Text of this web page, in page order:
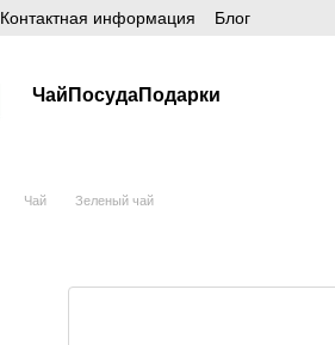
Контактная информация Блог
Чай ПосудаПодарки
Чай Зеленый чай